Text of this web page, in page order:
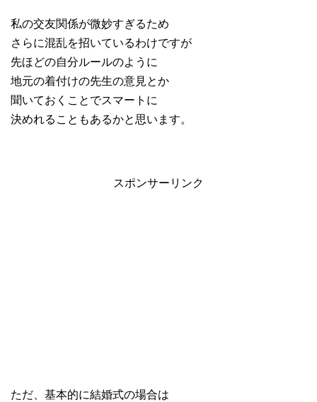
私の交友関係が微妙すぎるため
さらに混乱を招いているわけですが
先ほどの自分ルールのように
地元の着付けの先生の意見とか
聞いておくことでスマートに
決めれることもあるかと思います。
スポンサーリンク
ただ、基本的に結婚式の場合は